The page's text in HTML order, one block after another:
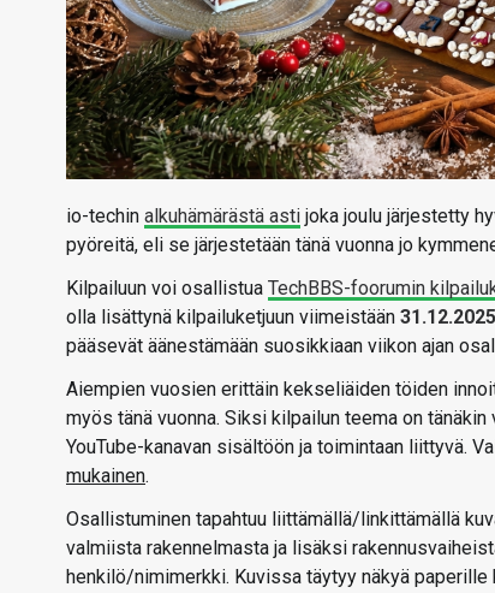
io-techin alkuhämärästä asti joka joulu järjestetty
pyöreitä, eli se järjestetään tänä vuonna jo
Kilpailuun voi osallistua TechBBS-foorumin
olla lisättynä kilpailuketjuun viimeistään
pääsevät äänestämään suosikkiaan viikon ajan
Aiempien vuosien erittäin kekseliäiden töiden
myös tänä vuonna. Siksi kilpailun teema on
YouTube-kanavan sisältöön ja toimintaan liittyvä.
mukainen.
Osallistuminen tapahtuu liittämällä/linkittämällä
valmiista rakennelmasta ja lisäksi
henkilö/nimimerkki. Kuvissa täytyy näkyä paperille